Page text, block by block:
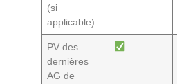
(si
applicable)
PV des
dernières
AG de